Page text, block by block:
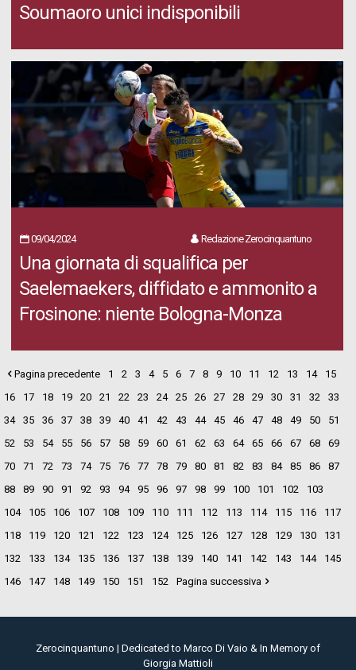
Soumaoro unici indisponibili
09/04/2024 Redazione Zerocinquantuno
Una giornata di squalifica per
Saelemaekers, diffidato e ammonito a
Frosinone: niente Bologna-Monza
Pagina precedente 1 2 3 4 5 6 7 8 9 10 11 12 13 14
15
16
17 18 19 20 21 22 23 24 25 26 27 28 29 30 31 32
33
34
35 36 37 38 39 40 41 42 43 44 45 46 47 48 49 50
51
52
53 54 55 56 57 58 59 60 61 62 63 64 65 66 67 68
69
70
71 72 73 74 75 76 77 78 79 80 81 82 83 84 85 86
87
88
89 90 91 92 93 94 95 96 97 98 99 100 101 102
103
104
105 106 107 108 109 110 111 112 113 114 115 116
117
118
119 120 121 122 123 124 125 126 127 128 129 130
131
132
133 134 135 136 137 138 139 140 141 142 143 144
145
146
147 148 149 150 151 152 Pagina successiva
Zerocinquantuno | Dedicated to Marco Di Vaio & In Memory of
Giorgia Mattioli